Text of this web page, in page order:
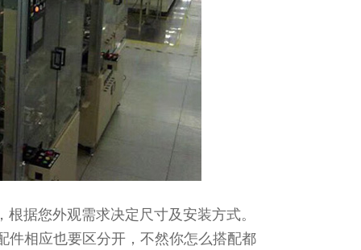
您外观需求决定尺寸及安装方式。
件相应也要区分开，不然你怎么搭配都